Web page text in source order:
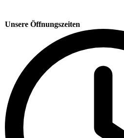
Unsere Öffnungszeiten